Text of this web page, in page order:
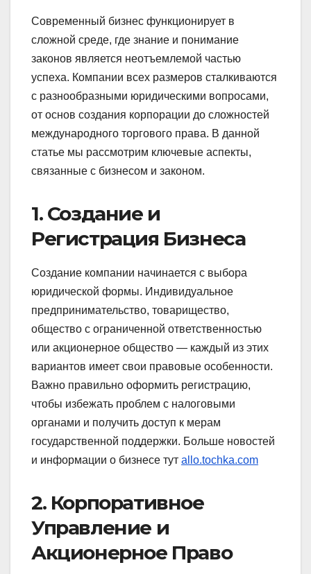
Современный бизнес функционирует в
сложной среде, где знание и понимание
законов является неотъемлемой частью
успеха. Компании всех размеров сталкиваются
с разнообразными юридическими вопросами,
от основ создания корпорации до сложностей
международного торгового права. В данной
статье мы рассмотрим ключевые аспекты,
связанные с бизнесом и законом.
1. Создание и
Регистрация Бизнеса
Создание компании начинается с выбора
юридической формы. Индивидуальное
предпринимательство, товарищество,
общество с ограниченной ответственностью
или акционерное общество — каждый из этих
вариантов имеет свои правовые особенности.
Важно правильно оформить регистрацию,
чтобы избежать проблем с налоговыми
органами и получить доступ к мерам
государственной поддержки. Больше новостей
и информации о бизнесе тут allo.tochka.com
2. Корпоративное
Управление и
Акционерное Право